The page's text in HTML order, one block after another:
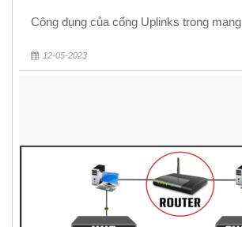
Công dụng của cổng Uplinks trong mạng
12-05-2023